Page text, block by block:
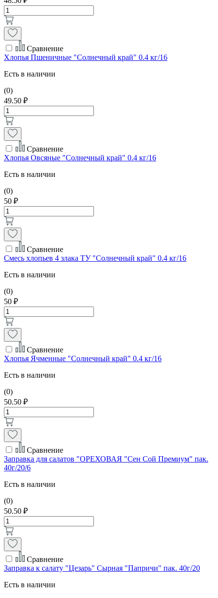
Сравнение
Хлопья Пшеничные "Солнечный край" 0.4 кг/16
Есть в наличии
(0)
49.50 ₽
Сравнение
Хлопья Овсяные "Солнечный край" 0.4 кг/16
Есть в наличии
(0)
50 ₽
Сравнение
Смесь хлопьев 4 злака ТУ "Солнечный край" 0.4 кг/16
Есть в наличии
(0)
50 ₽
Сравнение
Хлопья Ячменные "Солнечный край" 0.4 кг/16
Есть в наличии
(0)
50.50 ₽
Сравнение
Заправка для салатов "ОРЕХОВАЯ "Сен Сой Премиум" пак.
40г/20/6
Есть в наличии
(0)
50.50 ₽
Сравнение
Заправка к салату "Цезарь" Сырная "Папричи" пак. 40г/20
Есть в наличии